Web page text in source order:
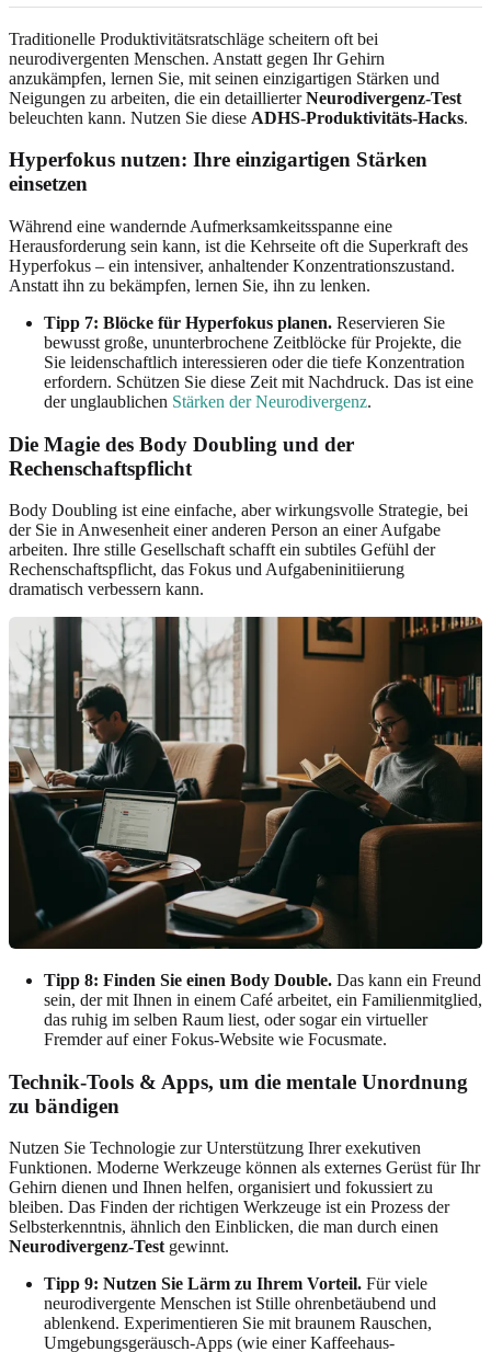
Traditionelle Produktivitätsratschläge scheitern oft bei
neurodivergenten Menschen. Anstatt gegen Ihr Gehirn
anzukämpfen, lernen Sie, mit seinen einzigartigen Stärken und
Neigungen zu arbeiten, die ein detaillierterNeurodivergenz-Test
beleuchten kann. Nutzen Sie diese ADHS-Produktivitäts-Hacks.
Hyperfokus nutzen: Ihre einzigartigen Stärken
einsetzen
Während eine wandernde Aufmerksamkeitsspanne eine
Herausforderung sein kann, ist die Kehrseite oft die Superkraft des
Hyperfokus – ein intensiver, anhaltender Konzentrationszustand.
Anstatt ihn zu bekämpfen, lernen Sie, ihn zu lenken.
Tipp 7: Blöcke für Hyperfokus planen. Reservieren Sie
bewusst große, ununterbrochene Zeitblöcke für Projekte, die
Sie leidenschaftlich interessieren oder die tiefe Konzentration
erfordern. Schützen Sie diese Zeit mit Nachdruck. Das ist eine
der unglaublichen Stärken der Neurodivergenz.
Die Magie des Body Doubling und der
Rechenschaftspflicht
Body Doubling ist eine einfache, aber wirkungsvolle Strategie, bei
der Sie in Anwesenheit einer anderen Person an einer Aufgabe
arbeiten. Ihre stille Gesellschaft schafft ein subtiles Gefühl der
Rechenschaftspflicht, das Fokus und Aufgabeninitiierung
dramatisch verbessern kann.
Tipp 8: Finden Sie einen Body Double. Das kann ein Freund
sein, der mit Ihnen in einem Café arbeitet, ein Familienmitglied,
das ruhig im selben Raum liest, oder sogar ein virtueller
Fremder auf einer Fokus-Website wie Focusmate.
Technik-Tools & Apps, um die mentale Unordnung
zu bändigen
Nutzen Sie Technologie zur Unterstützung Ihrer exekutiven
Funktionen. Moderne Werkzeuge können als externes Gerüst für Ihr
Gehirn dienen und Ihnen helfen, organisiert und fokussiert zu
bleiben. Das Finden der richtigen Werkzeuge ist ein Prozess der
Selbsterkenntnis, ähnlich den Einblicken, die man durch einen
Neurodivergenz-Test gewinnt.
Tipp 9: Nutzen Sie Lärm zu Ihrem Vorteil. Für viele
neurodivergente Menschen ist Stille ohrenbetäubend und
ablenkend. Experimentieren Sie mit braunem Rauschen,
Umgebungsgeräusch-Apps (wie einer Kaffeehaus-